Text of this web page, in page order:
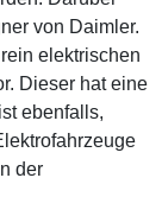
von Daimler.
elektrischen
Dieser hat eine
ebenfalls,
der